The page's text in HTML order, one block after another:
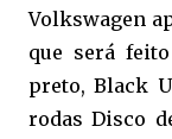
Volkswagen
que será
preto, Black
rodas Disco